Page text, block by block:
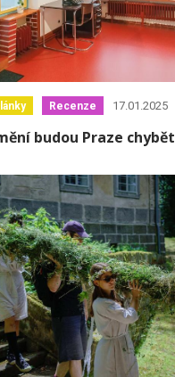
Recenze 17.01.2025
budou Praze chybět